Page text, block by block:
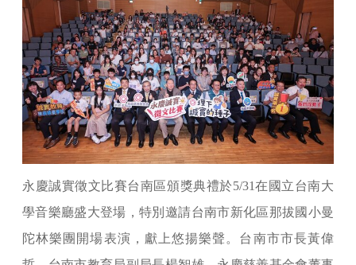
永慶誠實徵文比賽台南區頒獎典禮於5/31在國立台南大
學音樂廳盛大登場，特別邀請台南市新化區那拔國小曼
陀林樂團開場表演，獻上悠揚樂聲。台南市市長黃偉